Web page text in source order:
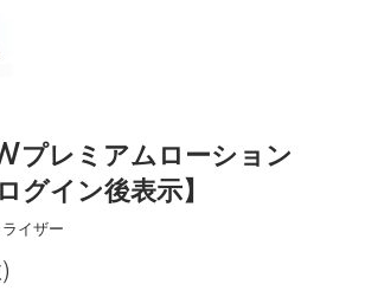
プレミアムローション
グイン後表示】
イザー